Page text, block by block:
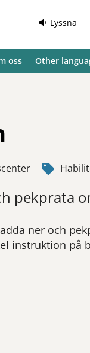
Lyssna
oss Other
pekprata
ner och
instruktion på